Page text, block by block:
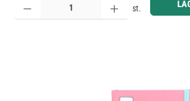
st.